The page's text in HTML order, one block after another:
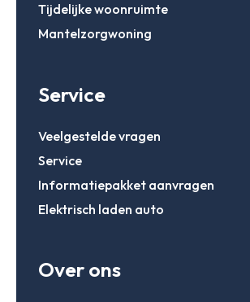
Tijdelijke woonruimte
Mantelzorgwoning
Service
Veelgestelde vragen
Service
Informatiepakket aanvragen
Elektrisch laden auto
Over ons